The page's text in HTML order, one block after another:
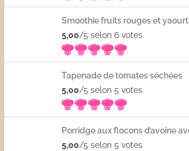
Smoothie fruits rouges et yaourt
5,00/5 selon 6votes
Tapenade de tomates séchées
5,00/5 selon 5votes
Porridge aux flocons d’avoine
5,00/5 selon 5votes